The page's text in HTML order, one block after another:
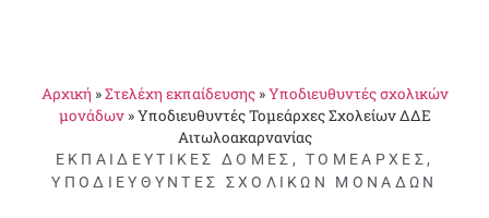
Αρχική »Στελέχη εκπαίδευσης»Υποδιευθυντές σχολικών
μονάδων»Υποδιευθυντές Τομεάρχες Σχολείων ΔΔΕ
Αιτωλοακαρνανίας
ΕΚΠΑΙΔΕΥΤΙΚΈΣ ΔΟΜΈΣ ,ΤΟΜΕΆΡΧΕΣ ,
ΥΠΟΔΙΕΥΘΥΝΤΈΣ ΣΧΟΛΙΚΏΝ ΜΟΝΆΔΩΝ